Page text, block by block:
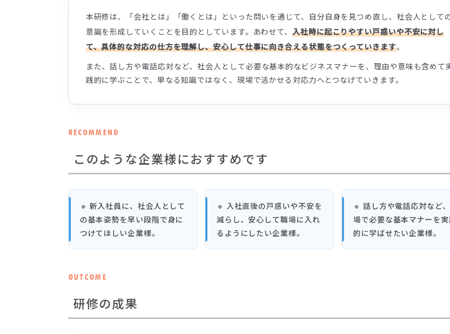
本研修は、「会社とは」「働くとは」といった問いを通じて、自分自身を見つめ直し、社会人として
意識を形成していくことを目的としています。あわせて、入社時に起こりやすい戸惑いや不安に対し
て、具体的な対応の仕方を理解し、安心して仕事に向き合える状態をつくっていきます。
また、話し方や電話応対など、社会人として必要な基本的なビジネスマナーを、理由や意味も含めて
践的に学ぶことで、単なる知識ではなく、現場で活かせる対応力へとつなげていきます。
RECOMMEND
このような企業様におすすめです
🔹 新入社員に、社会人として
の基本姿勢を早い段階で身に
つけてほしい企業様。
🔹 入社直後の戸惑いや不安を
減らし、安心して職場に入れ
るようにしたい企業様。
🔹 話し方や電話応対など
場で必要な基本マナーを
的に学ばせたい企業様。
OUTCOME
研修の成果